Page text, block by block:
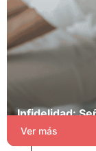
Infidelidad:
Blog
Ver más